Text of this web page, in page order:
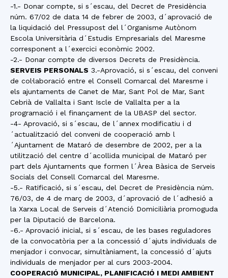
-1.- Donar compte, si s´escau, del Decret de Presidència
núm. 67/02 de data 14 de febrer de 2003, d´aprovació de
la liquidació del Pressupost del l´Organisme Autònom
Escola Universitària d´Estudis Empresarials del Maresme
corresponent a l´exercici econòmic 2002.
-2.- Donar compte de diversos Decrets de Presidència.
SERVEIS PERSONALS 3.-Aprovació, si s´escau, del conveni
de col·laboració entre el Consell Comarcal del Maresme i
els ajuntaments de Canet de Mar, Sant Pol de Mar, Sant
Cebrià de Vallalta i Sant Iscle de Vallalta per a la
programació i el finançament de la UBASP del sector.
-4- Aprovació, si s´escau, de l´annex modificatiu i d
´actualització del conveni de cooperació amb l
´Ajuntament de Mataró de desembre de 2002, per a la
utilització del centre d´acollida municipal de Mataró per
part dels Ajuntaments que formen l´Àrea Bàsica de Serveis
Socials del Consell Comarcal del Maresme.
-5.- Ratificació, si s´escau, del Decret de Presidència núm.
76/03, de 4 de març de 2003, d´aprovació de l´adhesió a
la Xarxa Local de Serveis d´Atenció Domiciliària promoguda
per la Diputació de Barcelona.
-6.- Aprovació inicial, si s´escau, de les bases reguladores
de la convocatòria per a la concessió d´ajuts individuals de
menjador i convocar, simultàniament, la concessió d´ajuts
individuals de menjador per al curs 2003-2004.
COOPERACIÓ MUNICIPAL, PLANIFICACIÓ I MEDI AMBIENT